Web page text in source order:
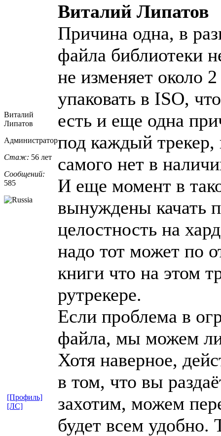
Виталий
Липатов
Администратор
Стаж: 56 лет
Сообщений:
585
Виталий Липатов
Причина одна, в
файла библиотеки
не изменяет около
упаковать в ISO,
есть и еще одна
под каждый
самого нет в
И еще момент в
вынуждены качать
целостность на
надо тот может по
книги что на этом
рутрекере.
Если проблема в
файла, мы можем
Хотя наверное,
в том, что вы
захотим, можем
будет всем удобно.
[Профиль]
[ЛС]